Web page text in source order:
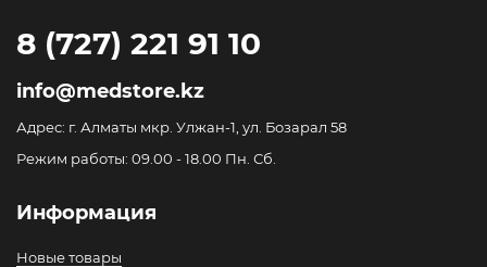
8 (727) 221 91 10
info@medstore.kz
Адрес: г. Алматы мкр. Улжан-1, ул. Бозарал 58
Режим работы: 09.00 - 18.00 Пн. Сб.
Информация
Новые товары